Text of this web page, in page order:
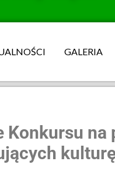
GALERIA
Konkursu